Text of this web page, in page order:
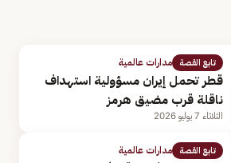
تابع القصة مدارات عالمية
قطر تحمل إيران مسؤولية استهداف
ناقلة قرب مضيق هرمز
الثلاثاء 7 يوليو 2026
تابع القصة مدارات عالمية